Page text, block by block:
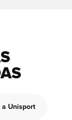
a Unisport